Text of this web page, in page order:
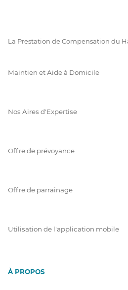
La Prestation de Compensation du
Maintien et Aide à Domicile
Nos Aires d'Expertise
Offre de prévoyance
Offre de parrainage
Utilisation de l'application mobile
À PROPOS